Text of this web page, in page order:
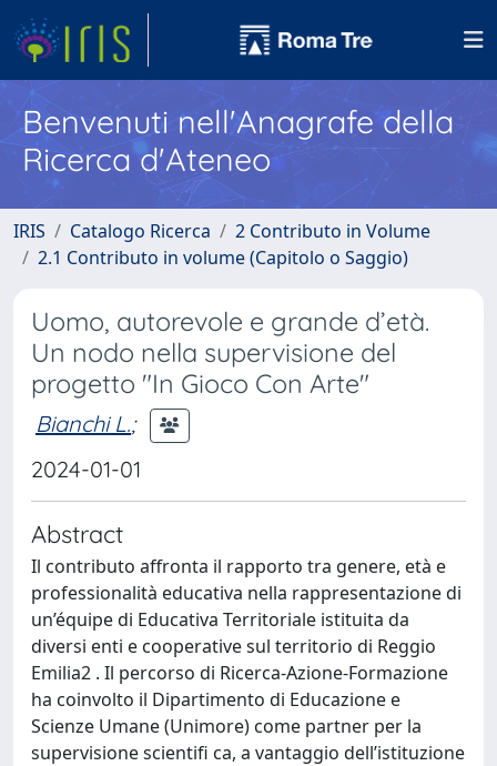
Benvenuti nell'Anagrafe della
Ricerca d'Ateneo
IRIS Catalogo Ricerca
2 Contributo in Volume
2.1 Contributo in volume (Capitolo o Saggio)
Uomo, autorevole e grande d’età.
Un nodo nella supervisione del
progetto "In Gioco Con Arte"
Bianchi L.;
2024-01-01
Abstract
Il contributo affronta il rapporto tra genere, età e
professionalità educativa nella rappresentazione di
un’équipe di Educativa Territoriale istituita da
diversi enti e cooperative sul territorio di Reggio
Emilia2 . Il percorso di Ricerca-Azione-Formazione
ha coinvolto il Dipartimento di Educazione e
Scienze Umane (Unimore) come partner per la
supervisione scientifi ca, a vantaggio dell’istituzione